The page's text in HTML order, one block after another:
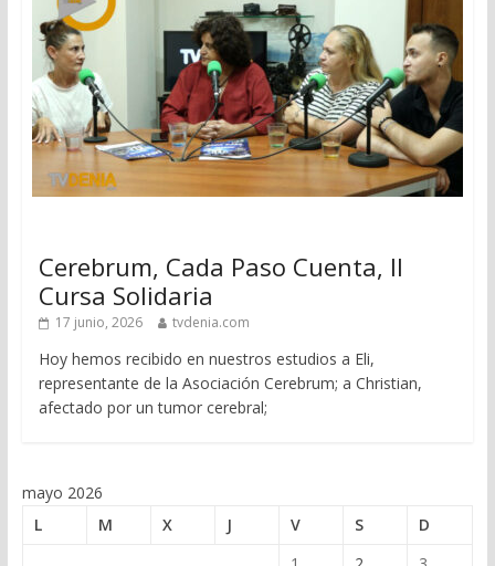
Cerebrum, Cada Paso Cuenta, II
Cursa Solidaria
17 junio, 2026 tvdenia.com
Hoy hemos recibido en nuestros estudios a Eli,
representante de la Asociación Cerebrum; a Christian,
afectado por un tumor cerebral;
mayo 2026
L
M X J V S
D